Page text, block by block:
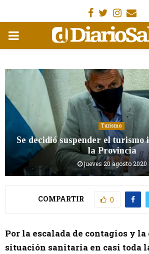
Facebook
Gorjeo
MENÚ
Turismo
Se decidió suspender el turismo
la Provincia
jueves 20 agosto 2020
COMPARTIR 0
Por la escalada de contagios y
situación sanitaria en casi toda